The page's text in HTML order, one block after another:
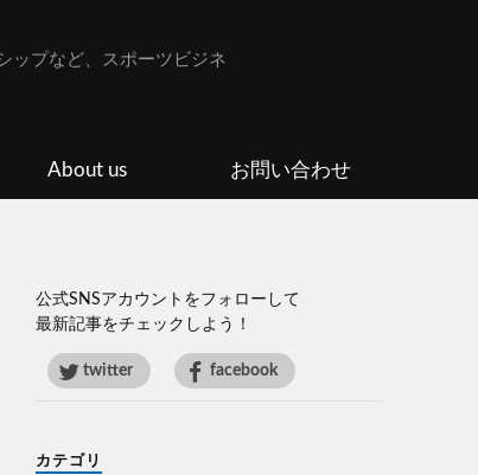
ップなど、スポーツビジネ
About us お問い合わせ
公式SNSアカウントをフォローして
最新記事をチェックしよう！
twitter facebook
カテゴリ